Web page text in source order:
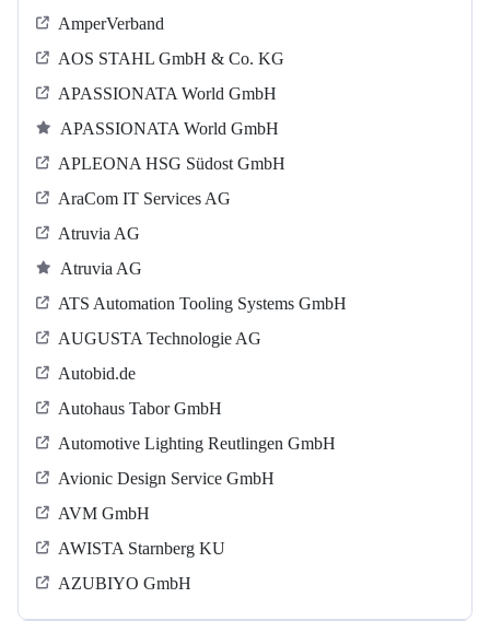
AmperVerband
AOS STAHL GmbH & Co. KG
APASSIONATA World GmbH
APASSIONATA World GmbH
APLEONA HSG Südost GmbH
AraCom IT Services AG
Atruvia AG
Atruvia AG
ATS Automation Tooling Systems GmbH
AUGUSTA Technologie AG
Autobid.de
Autohaus Tabor GmbH
Automotive Lighting Reutlingen GmbH
Avionic Design Service GmbH
AVM GmbH
AWISTA Starnberg KU
AZUBIYO GmbH